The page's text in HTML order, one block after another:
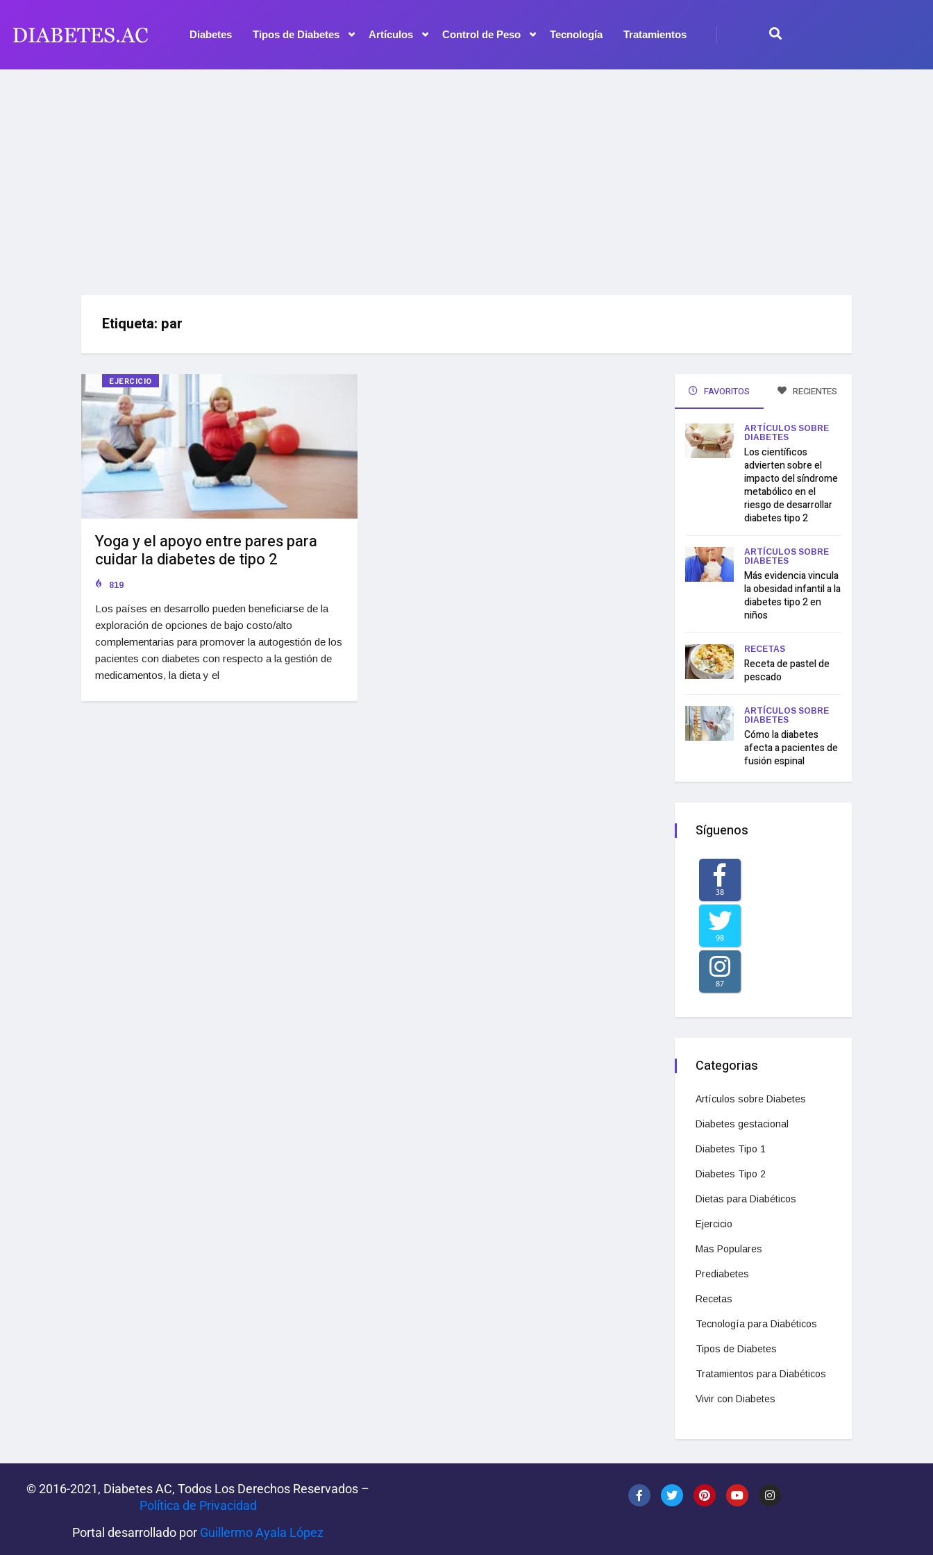
Diabetes Tipos de Diabetes Artículos Control de Peso Tecnología Tratamientos
Etiqueta: par
EJERCICIO
Yoga y el apoyo entre pares para
cuidar la diabetes de tipo 2
819
Los países en desarrollo pueden beneficiarse de la
exploración de opciones de bajo costo/alto
complementarias para promover la autogestión de los
pacientes con diabetes con respecto a la gestión de
medicamentos, la dieta y el
FAVORITOS RECIENTES
ARTÍCULOS SOBRE
DIABETES
Los científicos
advierten sobre el
impacto del síndrome
metabólico en el
riesgo de desarrollar
diabetes tipo 2
ARTÍCULOS SOBRE
DIABETES
Más evidencia vincula
la obesidad infantil a la
diabetes tipo 2 en
niños
RECETAS
Receta de pastel de
pescado
ARTÍCULOS SOBRE
DIABETES
Cómo la diabetes
afecta a pacientes de
fusión espinal
Síguenos
38
98
87
Categorias
Artículos sobre Diabetes
Diabetes gestacional
Diabetes Tipo 1
Diabetes Tipo 2
Dietas para Diabéticos
Ejercicio
Mas Populares
Prediabetes
Recetas
Tecnología para Diabéticos
Tipos de Diabetes
Tratamientos para Diabéticos
Vivir con Diabetes
© 2016-2021, Diabetes AC, Todos Los Derechos Reservados –
Política de Privacidad‌­
Portal desarrollado por Guillermo Ayala López